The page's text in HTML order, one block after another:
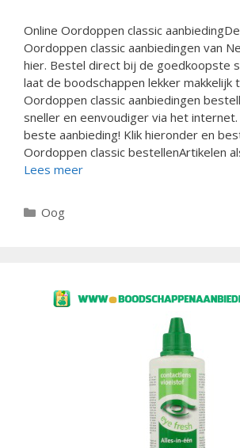
Online Oordoppen classic
Oordoppen classic aanbiedingen van
hier. Bestel direct bij de goedkoopste
laat de boodschappen lekker makkelijk
Oordoppen classic aanbiedingen
sneller en eenvoudiger via het
beste aanbieding! Klik hieronder en
Oordoppen classic bestellenArtikelen
Lees meer
Categorieën
Oog